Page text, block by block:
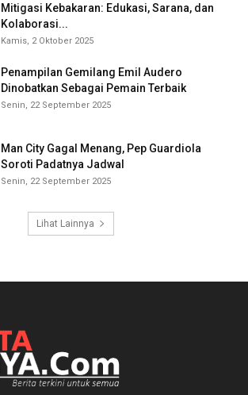
Mitigasi Kebakaran: Edukasi, Sarana, dan
Kolaborasi...
Kamis, 2 Oktober 2025
Penampilan Gemilang Emil Audero
Dinobatkan Sebagai Pemain Terbaik
Senin, 22 September 2025
Man City Gagal Menang, Pep Guardiola
Soroti Padatnya Jadwal
Senin, 22 September 2025
Lihat Lainnya